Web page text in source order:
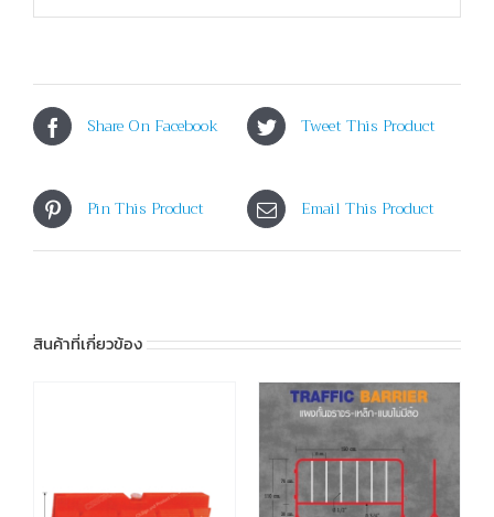
Share On Facebook Tweet This Product
Pin This Product Email This Product
สินค้าที่เกี่ยวข้อง